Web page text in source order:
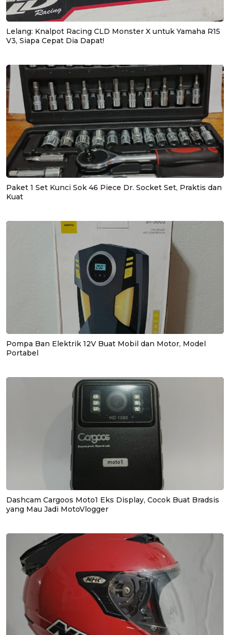
Lelang: Knalpot Racing CLD Monster X untuk Yamaha R15
V3, Siapa Cepat Dia Dapat!
Paket 1 Set Kunci Sok 46 Piece Dr. Socket Set, Praktis dan
Kuat
Pompa Ban Elektrik 12V Buat Mobil dan Motor, Model
Portabel
Dashcam Cargoos Moto1 Eks Display, Cocok Buat Bradsis
yang Mau Jadi MotoVlogger